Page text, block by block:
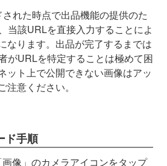
れた時点で出品機能の提供のた
当該URLを直接入力することによ
なります。出品が完了するまでは
がURLを特定することは極めて困
ット上で公開できない画像はアッ
意ください。
ド手順
像」のカメラアイコンをタップ